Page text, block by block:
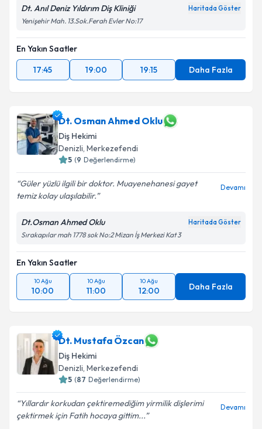
Dt. Anıl Deniz Yıldırım Diş Kliniği Haritada Göster
Yenişehir Mah. 13.Sok.Ferah Evler No:17
En Yakın Saatler
17:45
19:00 19:15 Daha Fazla
Dt. Osman Ahmed Oklu
Diş Hekimi
Denizli, Merkezefendi
5 (9 Değerlendirme)
Güler yüzlü ilgili bir doktor. Muayenehanesi gayet
temiz kolay ulaşılabilir.
Devamı
Dt.Osman Ahmed Oklu Haritada Göster
Sırakapılar mah 1778 sok No:2 Mizan İş Merkezi Kat 3
En Yakın Saatler
10 Ağu
10:00
10 Ağu
11:00
10 Ağu
12:00 Daha Fazla
Dt. Mustafa Özcan
Diş Hekimi
Denizli, Merkezefendi
5 (87 Değerlendirme)
Yıllardır korkudan çektiremediğim yirmilik dişlerimi
çektirmek için Fatih hocaya gittim...
Devamı